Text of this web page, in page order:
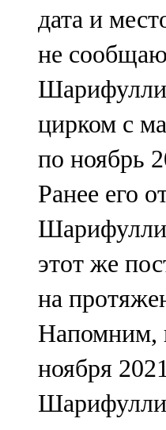
103,0 FM
Чүпрәле
91,0 FM
Шәмәрдән
102,3 FM
Яңа чишмә
107,0 FM
Яр Чаллы
105,5 FM
дата и
не
цирком с
по ноябрь
Ранее его
этот же
на
Напомним,
ноября